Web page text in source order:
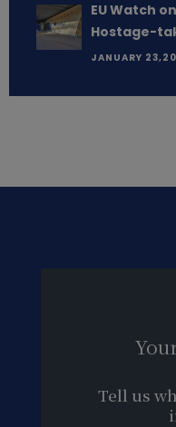
EU Watch
Hostage-
JANUARY
Tell us